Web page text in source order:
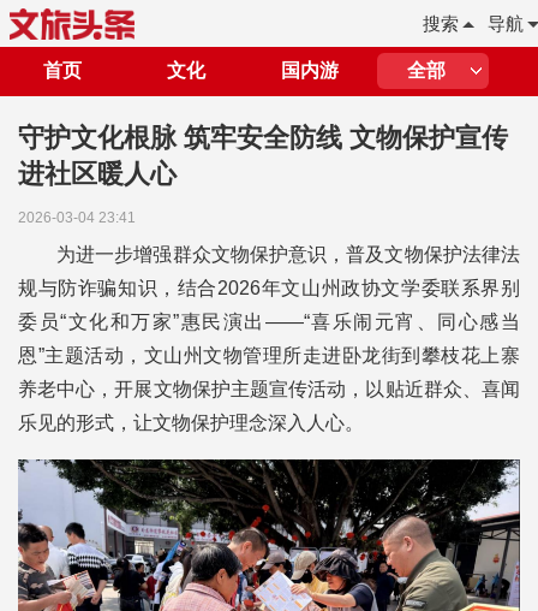
导航
搜索
首页 文化 国内游 全部
守护文化根脉 筑牢安全防线 文物保护宣传
进社区暖人心
2026-03-04 23:41
为进一步增强群众文物保护意识，普及文物保护法律法
规与防诈骗知识，结合2026年文山州政协文学委联系界别
委员“文化和万家”惠民演出——“喜乐闹元宵、同心感当
恩”主题活动，文山州文物管理所走进卧龙街到攀枝花上寨
养老中心，开展文物保护主题宣传活动，以贴近群众、喜闻
乐见的形式，让文物保护理念深入人心。